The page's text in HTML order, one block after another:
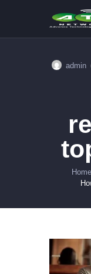
admin
Home
HOME